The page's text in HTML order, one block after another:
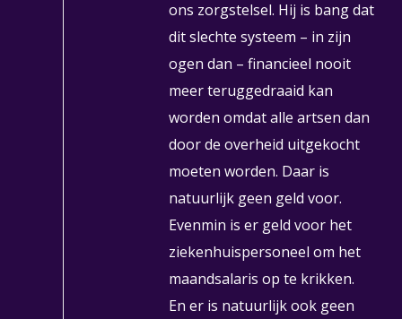
ons zorgstelsel. Hij is bang dat
dit slechte systeem – in zijn
ogen dan – financieel nooit
meer teruggedraaid kan
worden omdat alle artsen dan
door de overheid uitgekocht
moeten worden. Daar is
natuurlijk geen geld voor.
Evenmin is er geld voor het
ziekenhuispersoneel om het
maandsalaris op te krikken.
En er is natuurlijk ook geen